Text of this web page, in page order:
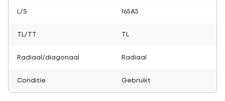
L/S 165A5
TL/TT
Radiaal/diagonaal Radiaal
Conditie Gebruikt